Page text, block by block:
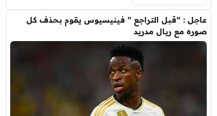
عاجل : “قبل التراجع ” فينيسيوس يقوم بحذف كل
صوره مع ريال مدريد